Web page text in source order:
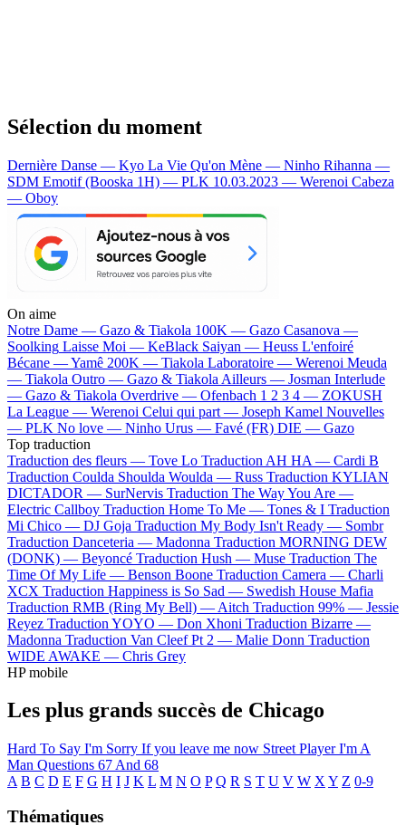
Sélection du moment
Dernière Danse — Kyo La Vie Qu'on Mène — Ninho Rihanna —
SDM Emotif (Booska 1H) — PLK 10.03.2023 — Werenoi Cabeza
— Oboy
On aime
Notre Dame — Gazo & Tiakola 100K — Gazo Casanova —
Soolking Laisse Moi — KeBlack Saiyan — Heuss L'enfoiré
Bécane —Yamê 200K — Tiakola Laboratoire — Werenoi Meuda
— Tiakola Outro — Gazo & Tiakola Ailleurs — Josman Interlude
— Gazo & Tiakola Overdrive — Ofenbach 1 2 3 4 — ZOKUSH
La League — Werenoi Celui qui part — Joseph Kamel Nouvelles
— PLK No love — Ninho Urus — Favé (FR) DIE — Gazo
Top traduction
Traduction des fleurs — Tove Lo Traduction AH HA — Cardi B
Traduction Coulda Shoulda Woulda — Russ Traduction KYLIAN
DICTADOR — SurNervis Traduction The Way You Are —
Electric Callboy Traduction Home To Me — Tones & I Traduction
Mi Chico — DJ Goja Traduction My Body Isn't Ready — Sombr
Traduction Danceteria — Madonna Traduction MORNING DEW
(DONK) — Beyoncé Traduction Hush — Muse Traduction The
Time Of My Life — Benson Boone Traduction Camera — Charli
XCX Traduction Happiness is So Sad — Swedish House Mafia
Traduction RMB (Ring My Bell) — Aitch Traduction 99% — Jessie
Reyez Traduction YOYO — Don Xhoni Traduction Bizarre —
Madonna Traduction Van Cleef Pt 2 — Malie Donn Traduction
WIDE AWAKE — Chris Grey
HP mobile
Les plus grands succès de Chicago
Hard To Say I'm Sorry If you leave me now Street PlayerI'm A
Man Questions 67 And 68
A B C D E F G H I J K L M N O P Q R S T U V W X Y Z 0-9
Thématiques